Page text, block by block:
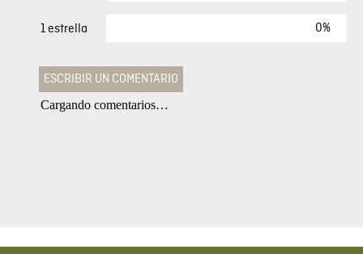
1 estrella 0%
ESCRIBIR UN COMENTARIO
Califique el producto de 1 a 5 estrellas
Cargando comentarios…